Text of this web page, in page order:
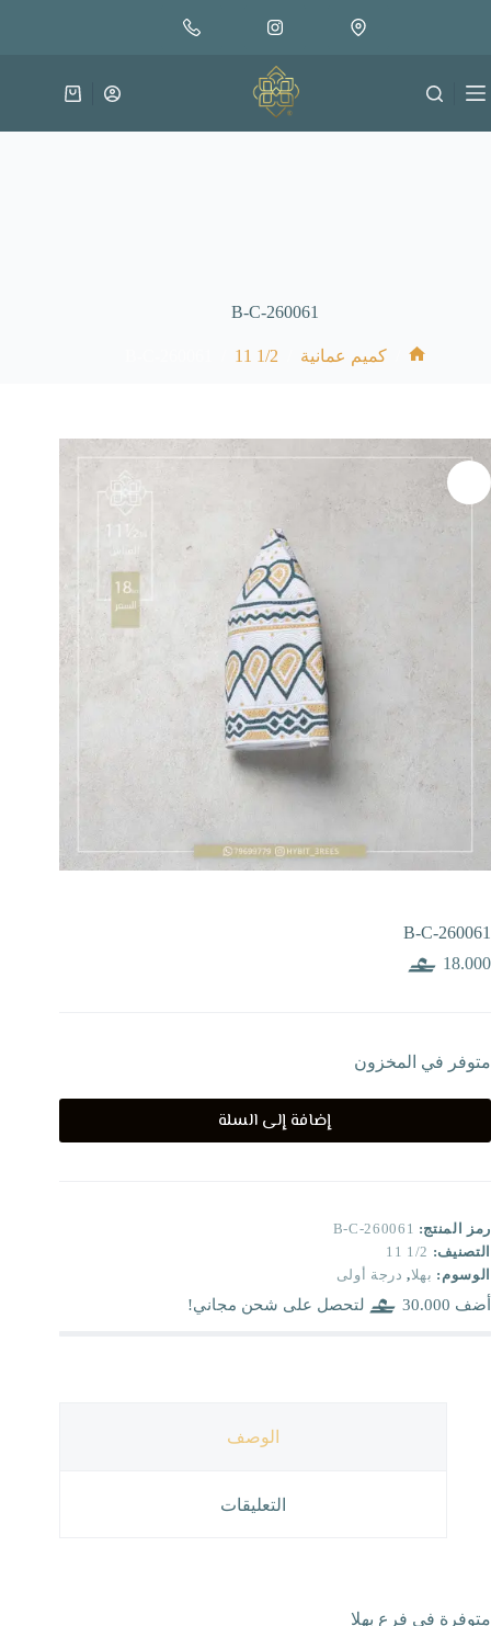
متوفر في المخزون
إضافة إلى السلة
عربة
B-C-260061
كميم عمانية 1/2 11
B-C-260061
18.000
متوفر في المخزون
إضافة إلى السلة
رمز المنتج: B-C-260061
التصنيف: 1/2 11
الوسوم: بهلا, درجة أولى
أضف 30.000 لتحصل على شحن مجاني!
الوصف
التعليقات
متوفرة في فرع بهلا